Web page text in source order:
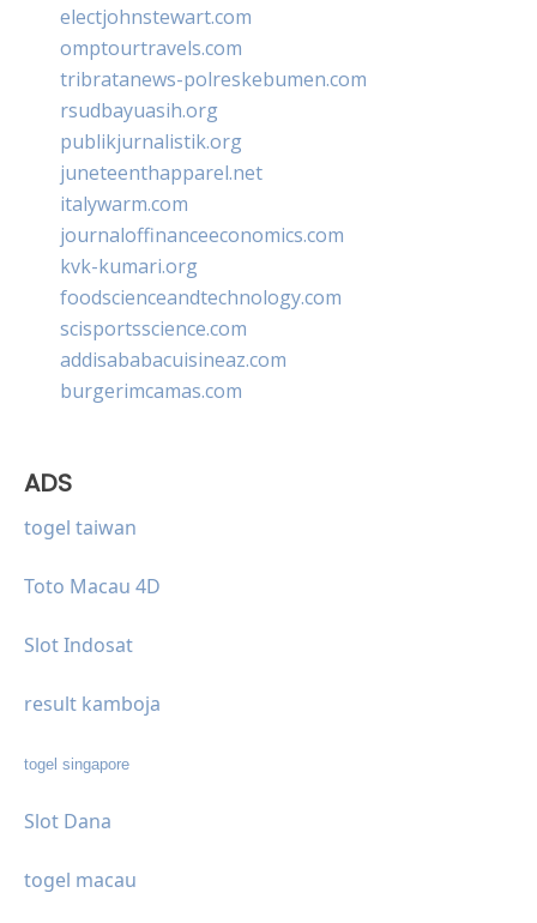
electjohnstewart.com
omptourtravels.com
tribratanews-polreskebumen.com
rsudbayuasih.org
publikjurnalistik.org
juneteenthapparel.net
italywarm.com
journaloffinanceeconomics.com
kvk-kumari.org
foodscienceandtechnology.com
scisportsscience.com
addisababacuisineaz.com
burgerimcamas.com
ADS
togel taiwan
Toto Macau 4D
Slot Indosat
result kamboja
togel singapore
Slot Dana
togel macau